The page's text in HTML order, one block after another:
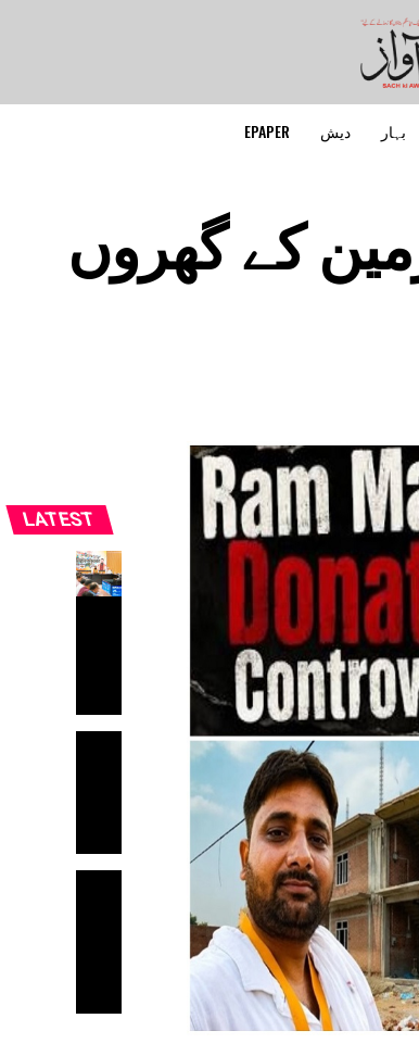
بہار دیش EPAPER
چوری معاملہ:2ملزمین کے گھروں
LATEST